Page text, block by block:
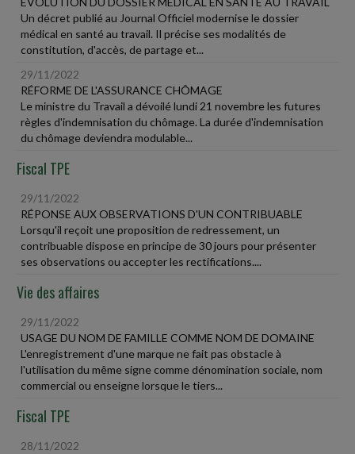
Un décret publié au Journal Officiel modernise le dossier
médical en santé au travail. Il précise ses modalités de
constitution, d'accès, de partage et...
29/11/2022
RÉFORME DE L'ASSURANCE CHÔMAGE
Le ministre du Travail a dévoilé lundi 21 novembre les futures
règles d'indemnisation du chômage. La durée d'indemnisation
du chômage deviendra modulable...
Fiscal TPE
29/11/2022
RÉPONSE AUX OBSERVATIONS D'UN CONTRIBUABLE
Lorsqu'il reçoit une proposition de redressement, un
contribuable dispose en principe de 30 jours pour présenter
ses observations ou accepter les rectifications....
Vie des affaires
29/11/2022
USAGE DU NOM DE FAMILLE COMME NOM DE DOMAINE
L'enregistrement d'une marque ne fait pas obstacle à
l'utilisation du même signe comme dénomination sociale, nom
commercial ou enseigne lorsque le tiers...
Fiscal TPE
28/11/2022